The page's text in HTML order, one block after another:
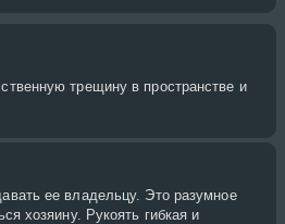
трещину в пространстве и
ее владельцу. Это разумное
хозяину. Рукоять гибкая и